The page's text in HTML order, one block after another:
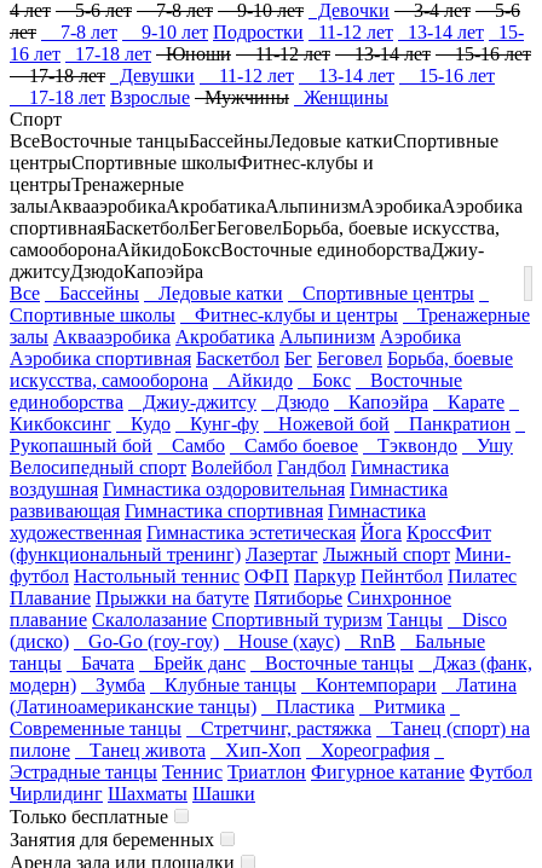
4 лет 5-6 лет 7-8 лет 9-10 лет Девочки 3-4 лет 5-6
лет
7-8 лет 9-10 лет Подростки 11-12 лет 13-14 лет
15-
16 лет
17-18 лет Юноши 11-12 лет 13-14 лет 15-16 лет
17-18 лет
Девушки 11-12 лет 13-14 лет
15-16 лет
17-18 лет Взрослые Мужчины
Женщины
Спорт
ВсеВосточные танцыБассейныЛедовые каткиСпортивные
центрыСпортивные школыФитнес-клубы и
центрыТренажерные
залыАквааэробикаАкробатикаАльпинизмАэробикаАэробика
спортивнаяБаскетболБегБеговелБорьба, боевые искусства,
самооборонаАйкидоБоксВосточные единоборстваДжиу-
джитсуДзюдоКапоэйра
Все
Бассейны Ледовые катки
Спортивные центры
Спортивные школы
Фитнес-клубы и центры
Тренажерные
залы Аквааэробика Акробатика Альпинизм Аэробика
Аэробика спортивная Баскетбол Бег Беговел Борьба, боевые
искусства, самооборона
Айкидо Бокс
Восточные
единоборства
Джиу-джитсу Дзюдо Капоэйра
Карате
Кикбоксинг
Кудо Кунг-фу Ножевой бой
Панкратион
Рукопашный бой
Самбо Самбо боевое Тэквондо
Ушу
Велосипедный спорт Волейбол Гандбол Гимнастика
воздушная Гимнастика оздоровительная Гимнастика
развивающая Гимнастика спортивная Гимнастика
художественная Гимнастика эстетическая Йога КроссФит
(функциональный тренинг) Лазертаг Лыжный спорт Мини-
футбол Настольный теннис ОФП Паркур Пейнтбол Пилатес
Плавание Прыжки на батуте Пятиборье Синхронное
плавание Скалолазание Спортивный туризм Танцы
Disco
(диско)
Go-Go (гоу-гоу) House (хаус) RnB
Бальные
танцы
Бачата Брейк данс Восточные танцы
Джаз (фанк,
модерн)
Зумба Клубные танцы Контемпорари
Латина
(Латиноамериканские танцы)
Пластика
Ритмика
Современные танцы
Стретчинг, растяжка
Танец (спорт) на
пилоне
Танец живота Хип-Хоп
Хореография
Эстрадные танцы Теннис Триатлон Фигурное катание Футбол
Чирлидинг Шахматы Шашки
Только бесплатные
Занятия для беременных
Аренда зала или площадки